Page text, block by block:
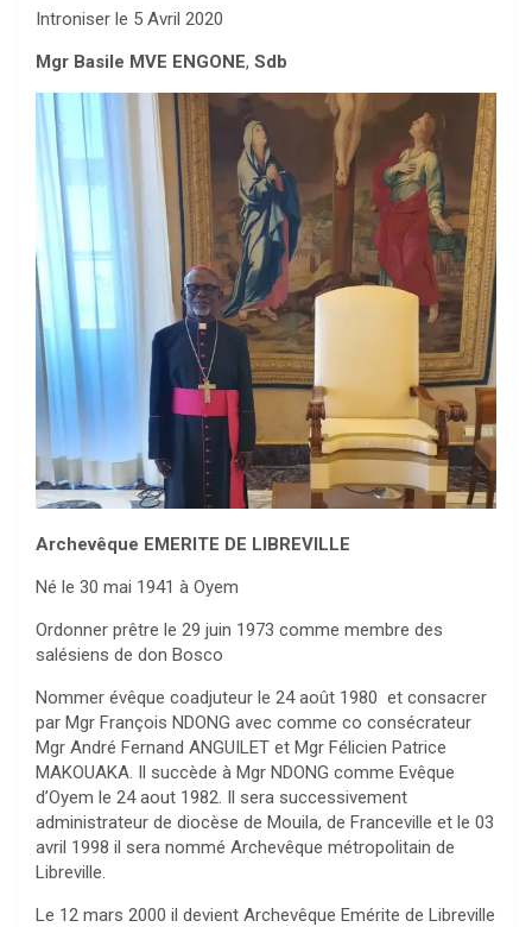
Introniser le 5 Avril 2020
Mgr Basile MVE ENGONE, Sdb
Archevêque EMERITE DE LIBREVILLE
Né le 30 mai 1941 à Oyem
Ordonner prêtre le 29 juin 1973 comme membre des
salésiens de don Bosco
Nommer évêque coadjuteur le 24 août 1980 et consacrer
par Mgr François NDONG avec comme co consécrateur
Mgr André Fernand ANGUILET et Mgr Félicien Patrice
MAKOUAKA. Il succède à Mgr NDONG comme Evêque
d’Oyem le 24 aout 1982. Il sera successivement
administrateur de diocèse de Mouila, de Franceville et le 03
avril 1998 il sera nommé Archevêque métropolitain de
Libreville.
Le 12 mars 2000 il devient Archevêque Emérite de Libreville